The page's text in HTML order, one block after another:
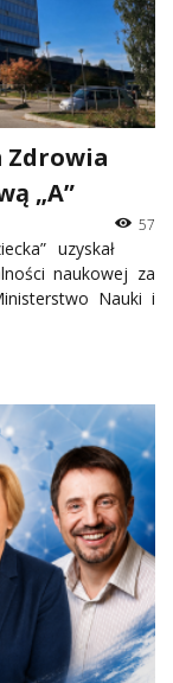
„A”
57
uzyskał
naukowej za
Nauki i